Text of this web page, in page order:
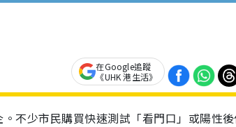
在Google追蹤
《UHK 港生活》
不少市民購買快速測試「看門口」或陽性